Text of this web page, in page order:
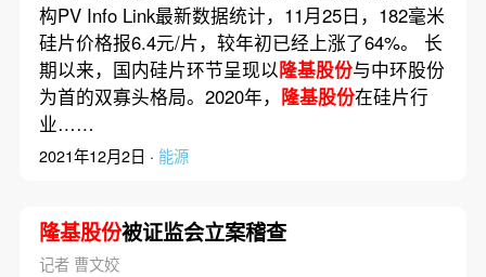
构PV Info Link最新数据统计，11月25日，182毫米
硅片价格报6.4元/片，较年初已经上涨了64%。 长
期以来，国内硅片环节呈现以隆基股份与中环股份
为首的双寡头格局。2020年， 隆基股份在硅片行
业……
2021年12月2日 · 能源
隆基股份被证监会立案稽查
记者 曹文姣